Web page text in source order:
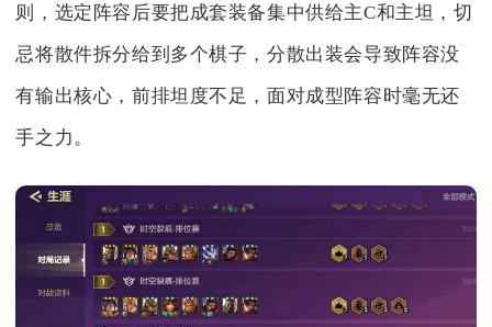
则，选定阵容后要把成套装备集中供给主C和主坦，切
忌将散件拆分给到多个棋子，分散出装会导致阵容没
有输出核心，前排坦度不足，面对成型阵容时毫无还
手之力。